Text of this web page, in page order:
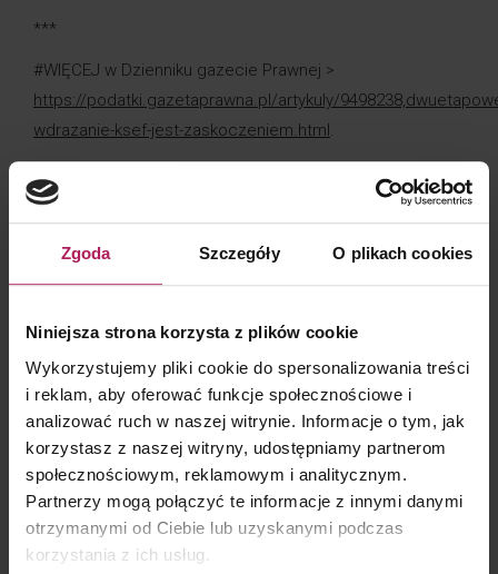
Zgoda Szczegóły O plikach cookies
Niniejsza strona korzysta z plików cookie
Wykorzystujemy pliki cookie do spersonalizowania treści
i reklam, aby oferować funkcje społecznościowe i
analizować ruch w naszej witrynie. Informacje o tym, jak
korzystasz z naszej witryny, udostępniamy partnerom
społecznościowym, reklamowym i analitycznym.
Partnerzy mogą połączyć te informacje z innymi danymi
otrzymanymi od Ciebie lub uzyskanymi podczas
korzystania z ich usług.
***
#WIĘCEJ w Dzienniku gazecie Prawnej >
https://podatki.gazetaprawna.pl/artykuly/
wdrazanie-ksef-jest-zaskoczeniem.html .
KONTAKT DLA KLIENTÓW
Barbara Lenarcik
Partner | Rozwój biznesu, marketing i komunikacja